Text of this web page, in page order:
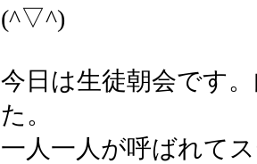
(^▽^)
今日は生徒朝会です
た。
一人一人が呼ばれて